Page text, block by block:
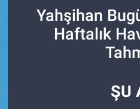
Yahşihan
Haftalık
ŞU
GÜNDEM
SİYASET
Süper Lig Puan
Tüm Manşetler